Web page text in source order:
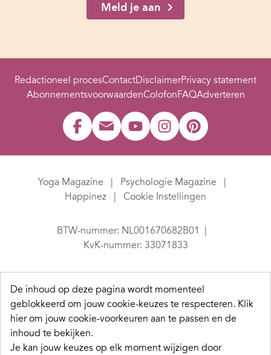
Meld je aan
Redactioneel procesContactDisclaimerPrivacy statement
AbonnementsvoorwaardenColofonFAQAdverteren
Yoga Magazine
Psychologie Magazine
Happinez
Cookie Instellingen
BTW-nummer: NL001670682B01
KvK-nummer: 33071833
De inhoud op deze pagina wordt momenteel
geblokkeerd om jouw cookie-keuzes te respecteren. Klik
hier om jouw cookie-voorkeuren aan te passen en de
inhoud te bekijken.
Je kan jouw keuzes op elk moment wijzigen door